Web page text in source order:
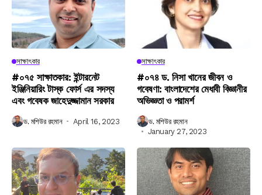
সাক্ষাৎকার
#০৭৫ সাক্ষাতকার: ইন্টারনেট
ইঞ্জিনিয়ারিং টাস্ক ফোর্স এর সদস্য
এবং গবেষক জাহেদুজ্জামান সরকার
ড. মশিউর রহমান April 16, 2023
সাক্ষাৎকার
#০৭৪ ড. নিসা খানের জীবন ও
গবেষণা: বাংলাদেশের মেধাবী বিজ্ঞানীর
অভিজ্ঞতা ও পরামর্শ
ড. মশিউর রহমান
January 27, 2023